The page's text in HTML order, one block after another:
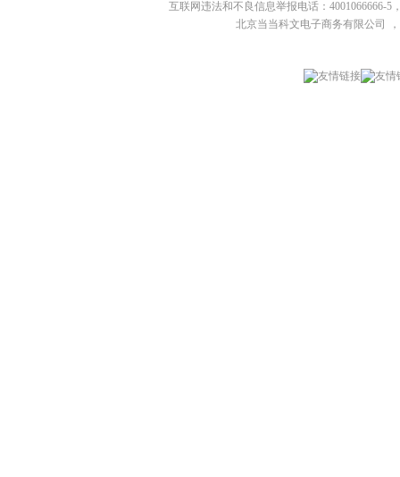
互联网违法和不良信息举报电话：4001066666-5
北京当当科文电子商务有限公司